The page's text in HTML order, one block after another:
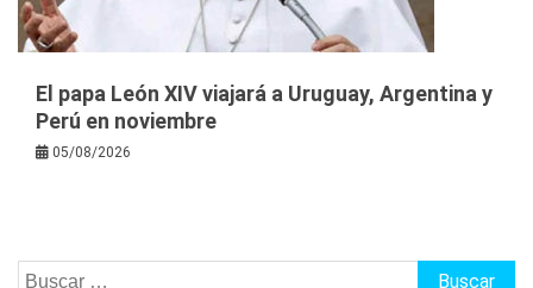
El papa León XIV viajará a Uruguay, Argentina y
Perú en noviembre
05/08/2026
Buscar: